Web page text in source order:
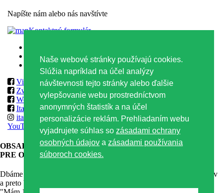
Naše webové stránky používajú cookies.
Slúžia napríklad na účel analýzy
návštevnosti tejto stránky alebo ďalšie
vylepšovanie webu prostredníctvom
anonymných štatistík a na účel
personalizácie reklám. Prehliadaním webu
vyjadrujete súhlas so zásadami ochrany
osobných údajov a zásadami používania
súboroch cookies.
Napíšte nám alebo nás navštívte
Kontaktný formulár
Zásady používania súborov Cookies
Obchodné podmienky
Vilmos
Zwack
World Class & Reserve Brands Club
ItalmarketSlovakia
italmarketslovakia
YouTube
OBSAH TEJTO WEBOVEJ STRÁNKY JE VHODNÝ
PRE OSOBY STARŠIE AKO 18 ROKOV
Dbáme na zodpovedný prístup ku konzumácii alkoholických nápojov
a preto Vás žiadame o potvrdenie Vášho veku. Kliknutím na tlačítko